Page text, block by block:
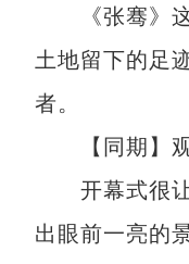
《张骞》这
土地留下的足
者。
【同期】观
开幕式很让
出眼前一亮的